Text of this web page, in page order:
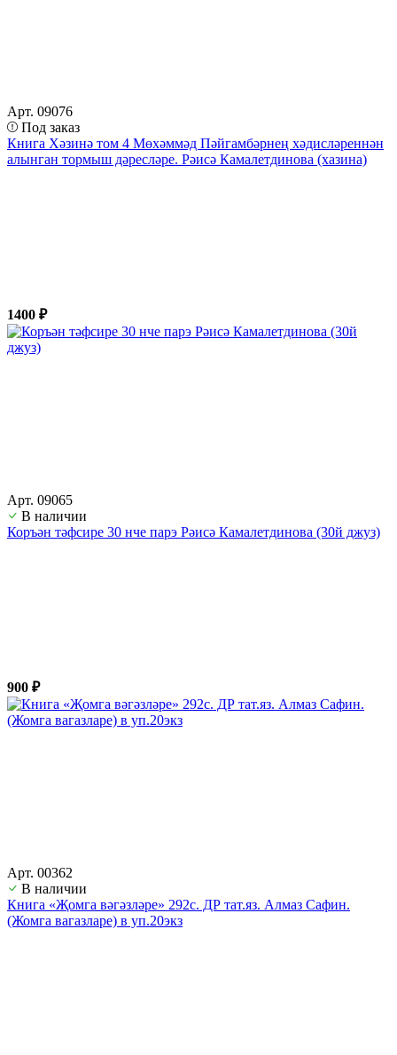
Арт. 09076
Под заказ
Книга Хәзинә том 4 Мөхәммәд Пәйгамбәрнең хәдисләреннән
алынган тормыш дәресләре. Рәисә Камалетдинова (хазина)
1400 ₽
Арт. 09065
В наличии
Коръән тәфсире 30 нче парэ Рәисә Камалетдинова (30й джуз)
900 ₽
Арт. 00362
В наличии
Книга «Җомга вәгәзләре» 292с. ДР тат.яз. Алмаз Сафин.
(Жомга вагазларе) в уп.20экз